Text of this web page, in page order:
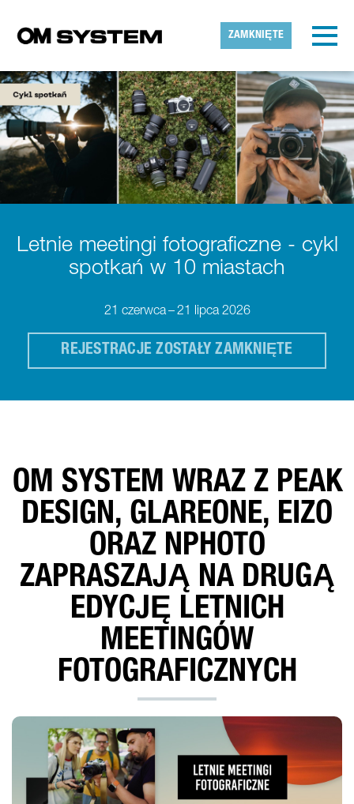
ZAMKNIĘTE
OMDS
Letnie meetingi fotograficzne - cykl
spotkań w 10 miastach
21 czerwca – 21 lipca 2026
REJESTRACJE ZOSTAŁY ZAMKNIĘTE
OM SYSTEM WRAZ Z PEAK
DESIGN, GLAREONE, EIZO
ORAZ NPHOTO
ZAPRASZAJĄ NA DRUGĄ
EDYCJĘ LETNICH
MEETINGÓW
FOTOGRAFICZNYCH
OK